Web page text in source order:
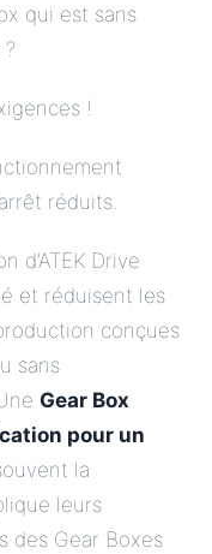
qui est sans
!
réduits.
d’ATEK Drive
et réduisent les
conçues
sans
Gear Box
pour un
la
leurs
des Gear Boxes